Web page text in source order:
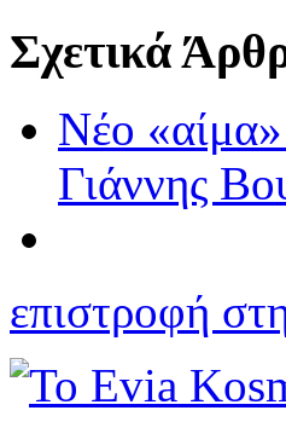
Σχετικά
Νέο
Γιάννης
επιστροφή